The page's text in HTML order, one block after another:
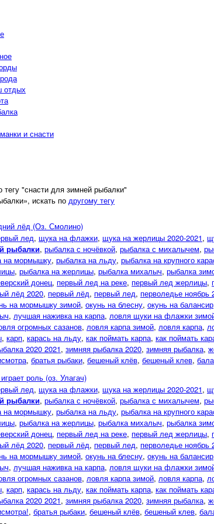
отдых
и снасти
тегу "снасти для зимней рыбалки"
искать по другому тегу
лёд (Оз. Смолино)
лед, щука на флажки, щука на жерлицы 2020-2021,
рыбалки, рыбалка с ночёвкой, рыбалка с михалычем,
на мормышку, рыбалка на льду, рыбалка на крупного
, рыбалка на жерлицы, рыбалка михалыч, рыбалка
донец, первый лед на реке, первый лед жерлицы,
лёд 2020, первый лёд, первый лед, перволедье ноябрь
на мормышку зимой, окунь на блесну, окунь на балансир
, лучшая наживка на карпа, ловля щуки на флажки
огромных сазанов, ловля карпа зимой, ловля карпа,
, карп, карась на льду, как поймать карпа, как поймать
2020 2021, зимняя рыбалка 2020, зимняя рыбалка,
, братья рыбаки, бешеный клёв, бешеный клев,
роль (оз. Улагач)
лед, щука на флажки, щука на жерлицы 2020-2021,
рыбалки, рыбалка с ночёвкой, рыбалка с михалычем,
на мормышку, рыбалка на льду, рыбалка на крупного
, рыбалка на жерлицы, рыбалка михалыч, рыбалка
донец, первый лед на реке, первый лед жерлицы,
лёд 2020, первый лёд, первый лед, перволедье ноябрь
на мормышку зимой, окунь на блесну, окунь на балансир
, лучшая наживка на карпа, ловля щуки на флажки
огромных сазанов, ловля карпа зимой, ловля карпа,
, карп, карась на льду, как поймать карпа, как поймать
2020 2021, зимняя рыбалка 2020, зимняя рыбалка,
, братья рыбаки, бешеный клёв, бешеный клев,